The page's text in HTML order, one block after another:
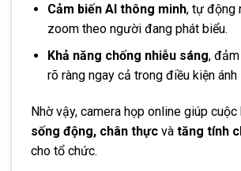
Cảm biến AI thông minh, tự động
zoom theo người đang phát biểu.
Khả năng chống nhiễu sáng,
rõ ràng ngay cả trong điều kiện ánh
Nhờ vậy, camera họp online giúp
sống động, chân thực và tăng tính
cho tổ chức.